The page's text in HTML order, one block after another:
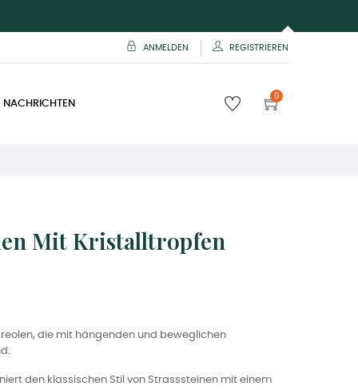
ANMELDEN REGISTRIEREN
NACHRICHTEN
0
Mit Kristalltropfen
die mit hängenden und beweglichen
den klassischen Stil von Strasssteinen mit einem